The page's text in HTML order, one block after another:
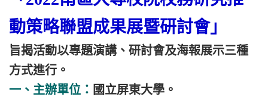
動策略聯盟成果展暨研討會」
旨揭活動以專題演講、研討會及海報展示三種
方式進行。
一、主辦單位： 國立屏東大學。